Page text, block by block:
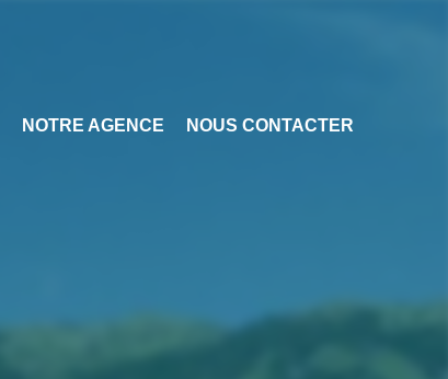
NOTRE AGENCE NOUS CONTACTER